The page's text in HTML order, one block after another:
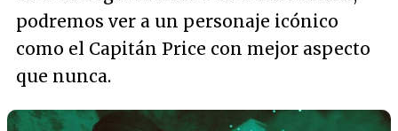
podremos ver a un personaje icónico
como el Capitán Price con mejor aspecto
que nunca.